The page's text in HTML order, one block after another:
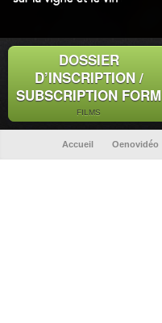
DOSSIER
D’INSCRIPTION /
SUBSCRIPTION FORM
FILMS
Accueil Oenovidéo